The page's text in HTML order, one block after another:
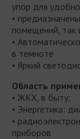
упор для
•
помещений, так
•
в темноте
• Яркий
Область
• ЖКХ, в быту;
• Энергетика:
•
приборов